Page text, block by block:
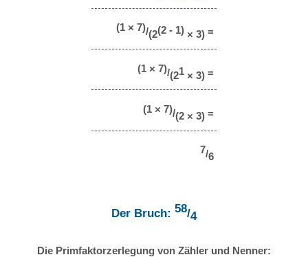
(1 × 7)/(2(2 - 1)× 3)=
(1 × 7)/(21× 3)=
(1 × 7)/(2 × 3)=
7/6
Der Bruch: 58/4
Die Primfaktorzerlegung von Zähler und Nenner: